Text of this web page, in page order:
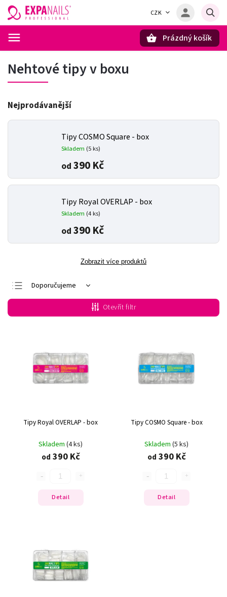
CZK
Prázdný košík
Nehtové tipy v boxu
Nejprodávanější
Tipy COSMO Square - box
Skladem (5 ks)
od 390 Kč
Tipy Royal OVERLAP - box
Skladem (4 ks)
od 390 Kč
Zobrazit více produktů
Doporučujeme
Nejlevnější
Nejdražší
Abecedně
Otevřít filtr
Tipy Royal OVERLAP - box
Skladem (4 ks)
od 390 Kč
Detail
Tipy COSMO Square - box
Skladem (5 ks)
od 390 Kč
Detail